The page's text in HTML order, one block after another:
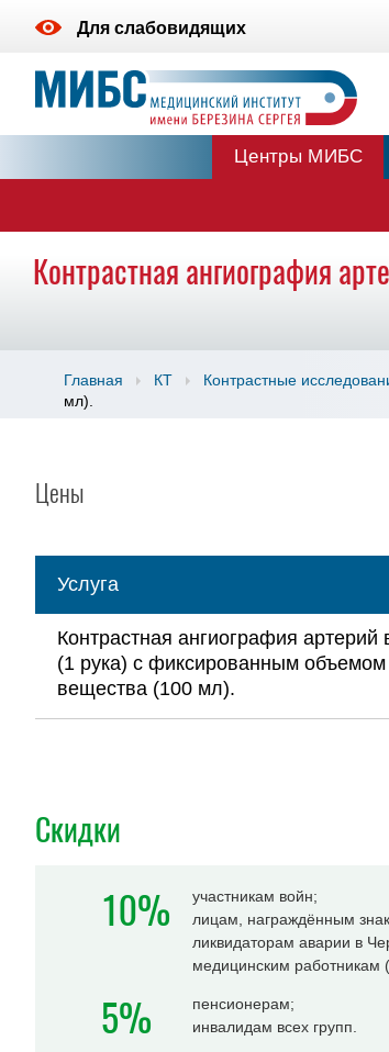
Для слабовидящих
Центры МИБС
Контрастная ангиография
Главная КТ Контрастные
мл).
Цены
Услуга
Контрастная ангиография артерий
(1 рука) с фиксированным объемом
вещества (100 мл).
Скидки
10%
участникам войн;
лицам, награждённым
ликвидаторам аварии в
медицинским работникам
5%
пенсионерам;
инвалидам всех групп.